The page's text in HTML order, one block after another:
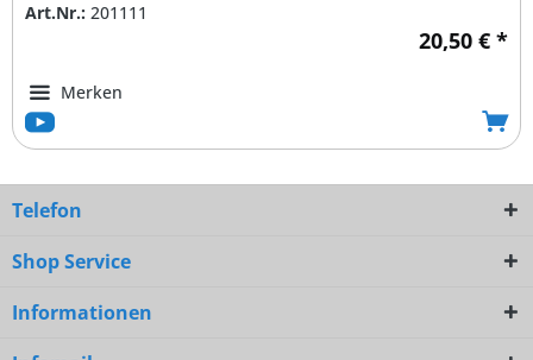
Art.Nr.: 201111
20,50 € *
Merken
Telefon
Shop Service
Informationen